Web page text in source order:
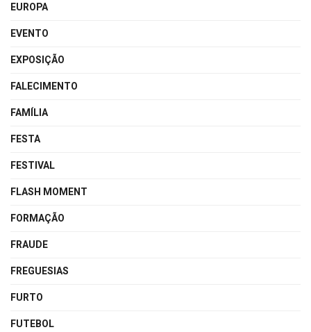
EUROPA
EVENTO
EXPOSIÇÃO
FALECIMENTO
FAMÍLIA
FESTA
FESTIVAL
FLASH MOMENT
FORMAÇÃO
FRAUDE
FREGUESIAS
FURTO
FUTEBOL